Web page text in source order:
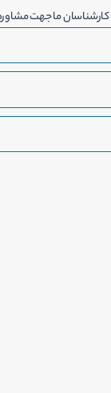
کارشناسان ما جهت